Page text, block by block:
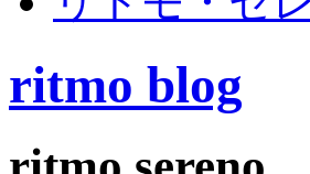
ritmo blog